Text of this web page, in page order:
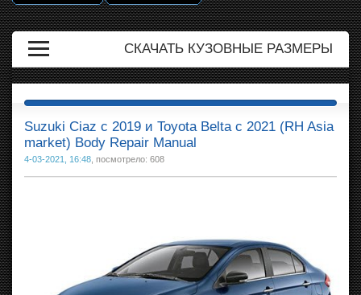
СКАЧАТЬ КУЗОВНЫЕ РАЗМЕРЫ
Suzuki Ciaz с 2019 и Toyota Belta с 2021 (RH Asia
market) Body Repair Manual
4-03-2021, 16:48 , посмотрело: 608